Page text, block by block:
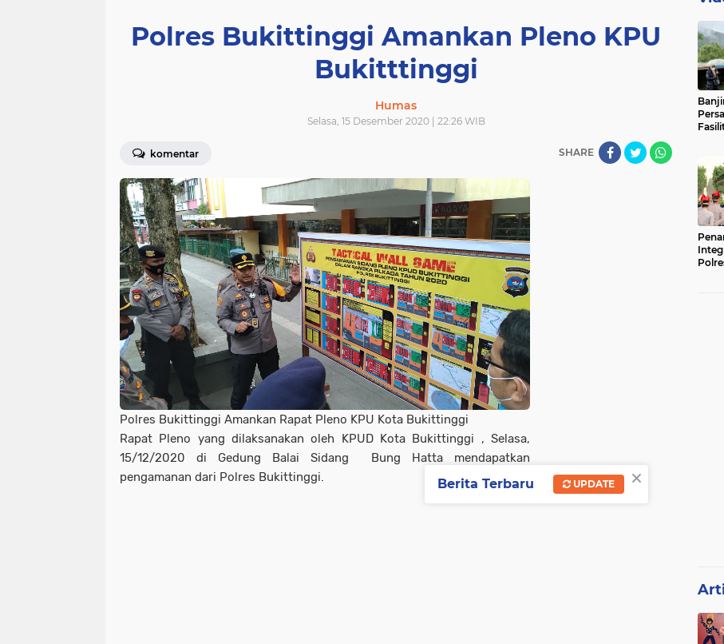
Polres Bukittinggi Amankan Pleno KPU
Bukitttinggi
Humas
Selasa, 15 Desember 2020 | 22:26 WIB
komentar SHARE
Polres Bukittinggi Amankan Rapat Pleno KPU Kota Bukittinggi
Rapat Pleno yang dilaksanakan oleh KPUD Kota Bukittinggi , Selasa,
15/12/2020 di Gedung Balai Sidang Bung Hatta mendapatkan
pengamanan dari Polres Bukittinggi.
×
Berita Terbaru UPDATE